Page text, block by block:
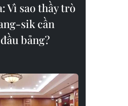
Vì sao thầy trò
sik cần
bảng?